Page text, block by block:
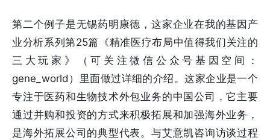
第二个例子是无锡药明康德，这家企业在我的基因产
业分析系列第25篇《精准医疗布局中值得我们关注的
三大玩家》（可关注微信公众号基因空间：
gene_world）里面做过详细的介绍。这家企业是一个
专注于医药和生物技术外包业务的中国公司，它主要
通过并购和投资的方式来积极拓展和加强海外业务，
是海外拓展公司的典型代表。与艾意凯咨询访谈过程